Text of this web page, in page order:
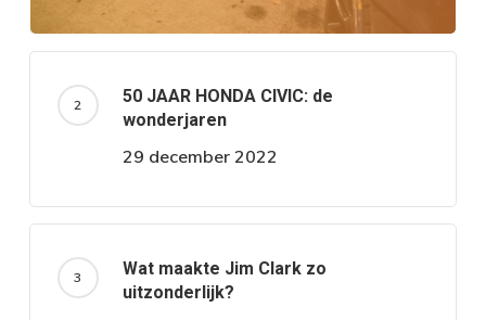
50 JAAR HONDA CIVIC: de
wonderjaren
29 december 2022
Wat maakte Jim Clark zo
uitzonderlijk?